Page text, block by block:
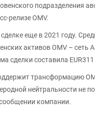
подразделения
релизе OMV.
еще в 2021 году.
активов OMV – сеть
сделки составила
трансформацию
нейтральности не
компании.